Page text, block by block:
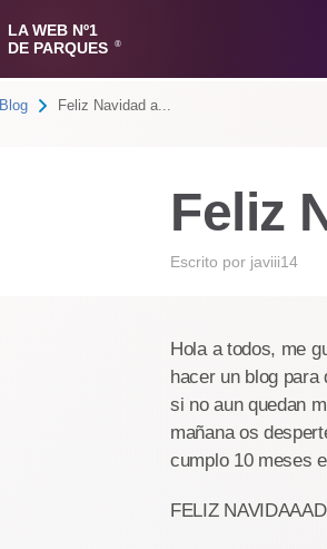
LA WEB Nº1
DE PARQUES
®
Blog Feliz Navidad a...
Feliz
Escrito por javiii14
Hola a todos, me
hacer un blog
si no aun quedan
mañana os
cumplo 10 meses
FELIZ